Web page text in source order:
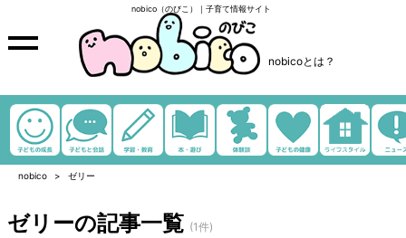
nobico（のびこ）｜子育て情報サイト
nobicoとは？
nobico ゼリー
ゼリーの記事一覧 (1件)